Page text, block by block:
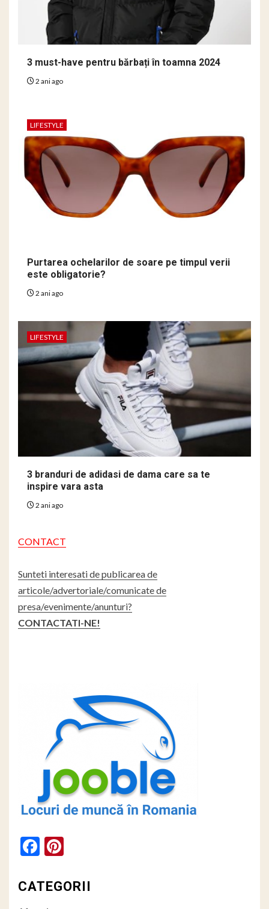
3 must-have pentru bărbați în toamna 2024
2 ani ago
LIFESTYLE
Purtarea ochelarilor de soare pe timpul verii
este obligatorie?
2 ani ago
LIFESTYLE
3 branduri de adidasi de dama care sa te
inspire vara asta
2 ani ago
CONTACT
Sunteti interesati de publicarea de
articole/advertoriale/comunicate de
presa/evenimente/anunturi?
CONTACTATI-NE!
Facebook
CATEGORII